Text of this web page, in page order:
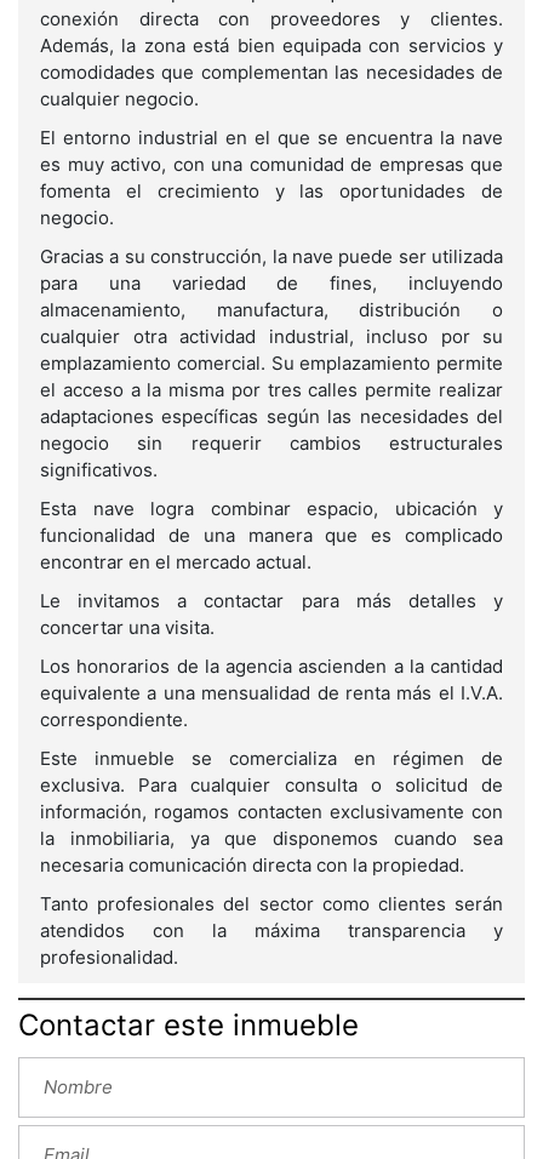
conexión directa con proveedores y clientes.
Además, la zona está bien equipada con servicios y
comodidades que complementan las necesidades de
cualquier negocio.
El entorno industrial en el que se encuentra la nave
es muy activo, con una comunidad de empresas que
fomenta el crecimiento y las oportunidades de
negocio.
Gracias a su construcción, la nave puede ser utilizada
para una variedad de fines, incluyendo
almacenamiento, manufactura, distribución o
cualquier otra actividad industrial, incluso por su
emplazamiento comercial. Su emplazamiento permite
el acceso a la misma por tres calles permite realizar
adaptaciones específicas según las necesidades del
negocio sin requerir cambios estructurales
significativos.
Esta nave logra combinar espacio, ubicación y
funcionalidad de una manera que es complicado
encontrar en el mercado actual.
Le invitamos a contactar para más detalles y
concertar una visita.
Los honorarios de la agencia ascienden a la cantidad
equivalente a una mensualidad de renta más el I.V.A.
correspondiente.
Este inmueble se comercializa en régimen de
exclusiva. Para cualquier consulta o solicitud de
información, rogamos contacten exclusivamente con
la inmobiliaria, ya que disponemos cuando sea
necesaria comunicación directa con la propiedad.
Tanto profesionales del sector como clientes serán
atendidos con la máxima transparencia y
profesionalidad.
Contactar este inmueble